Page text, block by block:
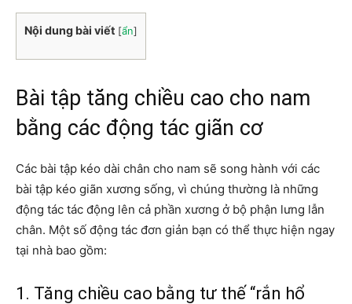
Nội dung bài viết [ẩn]
Bài tập tăng chiều cao cho nam
bằng các động tác giãn cơ
Các bài tập kéo dài chân cho nam sẽ song hành với các
bài tập kéo giãn xương sống, vì chúng thường là những
động tác tác động lên cả phần xương ở bộ phận lưng lẫn
chân. Một số động tác đơn giản bạn có thể thực hiện ngay
tại nhà bao gồm:
1. Tăng chiều cao bằng tư thế “rắn hổ